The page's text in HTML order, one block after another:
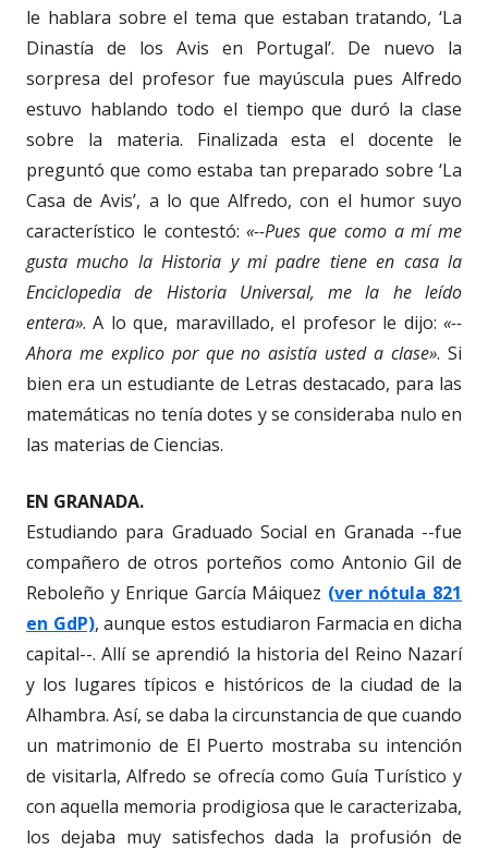
le hablara sobre el tema que estaban tratando, ‘La
Dinastía de los Avis en Portugal’. De nuevo la
sorpresa del profesor fue mayúscula pues Alfredo
estuvo hablando todo el tiempo que duró la clase
sobre la materia. Finalizada esta el docente le
preguntó que como estaba tan preparado sobre ‘La
Casa de Avis’, a lo que Alfredo, con el humor suyo
característico le contestó:«--Pues que como a mí me
gusta mucho la Historia y mi padre tiene en casa la
Enciclopedia de Historia Universal, me la he leído
entera». A lo que, maravillado, el profesor le dijo: «--
Ahora me explico por que no asistía usted a clase». Si
bien era un estudiante de Letras destacado, para las
matemáticas no tenía dotes y se consideraba nulo en
las materias de Ciencias.
EN GRANADA.
Estudiando para Graduado Social en Granada --fue
compañero de otros porteños como Antonio Gil de
Reboleño y Enrique García Máiquez (ver nótula 821
en GdP), aunque estos estudiaron Farmacia en dicha
capital--. Allí se aprendió la historia del Reino Nazarí
y los lugares típicos e históricos de la ciudad de la
Alhambra. Así, se daba la circunstancia de que cuando
un matrimonio de El Puerto mostraba su intención
de visitarla, Alfredo se ofrecía como Guía Turístico y
con aquella memoria prodigiosa que le caracterizaba,
los dejaba muy satisfechos dada la profusión de